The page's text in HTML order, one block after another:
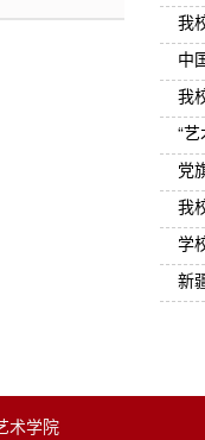
我
中
我
“
党
我
学
新
术学院